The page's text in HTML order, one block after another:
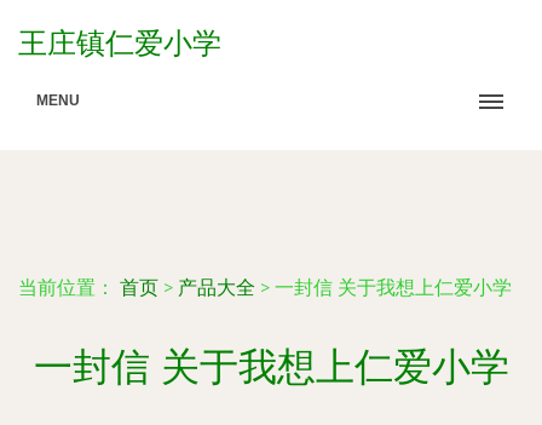
王庄镇仁爱小学
MENU
当前位置： 首页 > 产品大全 > 一封信 关于我想上仁爱小学
一封信 关于我想上仁爱小学